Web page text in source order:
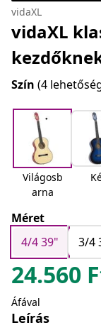
vidaXL
vidaXL
Szín (4
Világosb
arna
Méret
4/4 39"
3/4
24.560
Áfával
Leírás